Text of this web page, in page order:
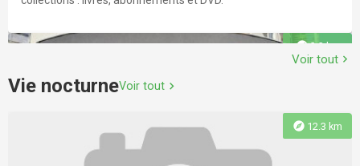
explore2.3 km
Médiathèque CAPI André Malraux La
Voir tout chevron_right
Vie nocturneVoir tout chevron_right
explore 12.3 km